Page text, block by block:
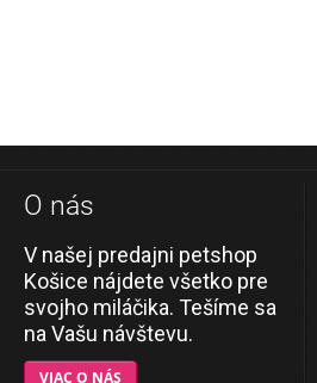
O nás
V našej predajni petshop
Košice nájdete všetko pre
svojho miláčika. Tešíme sa
na Vašu návštevu.
VIAC O NÁS